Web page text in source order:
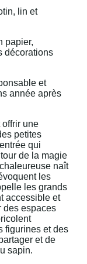
lin et
papier,
décorations
et
année après
offrir une
petites
qui
de la magie
naît
les
les grands
accessible et
des espaces
figurines et des
et de
sapin.